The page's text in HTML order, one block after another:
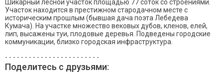
Шикарный лесной участок площадью 77 соток со строениями.
Участок находится в престижном стародачном месте с
историческим прошлым (бывшая дача поэта Лебедева
Кумача). На участке множество вековых дубов, кленов, елей,
лип, высажены туи, плодовые деревья. Подведены городские
коммуникации, близко городская инфраструктура.
- - - - - - - - - - - - - - - - - - - - - - - -
Поделитесь с друзьями: